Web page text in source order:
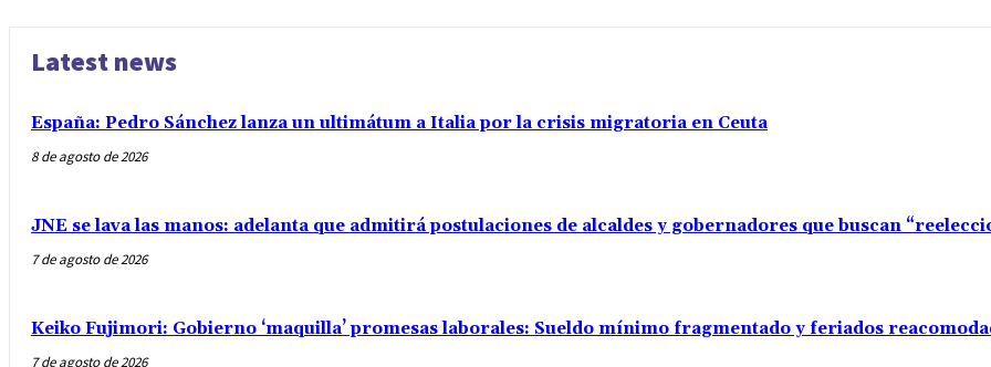
Latest news
España: Pedro Sánchez lanza un ultimátum a Italia por la crisis migratoria en Ceuta
8 de agosto de 2026
JNE se lava las manos: adelanta que admitirá postulaciones de alcaldes y gobernadores que buscan
7 de agosto de 2026
Keiko Fujimori: Gobierno ‘maquilla’ promesas laborales: Sueldo mínimo fragmentado y feriados
7 de agosto de 2026